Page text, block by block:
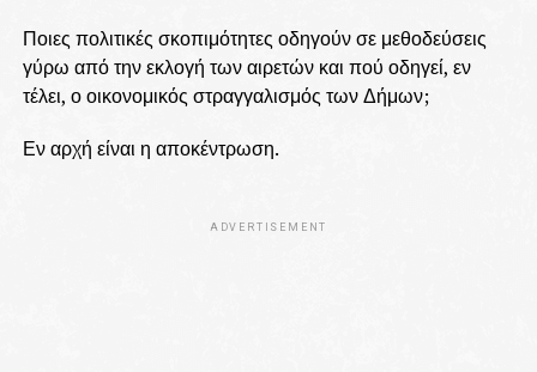
Ποιες πολιτικές σκοπιμότητες οδηγούν σε μεθοδεύσεις
γύρω από την εκλογή των αιρετών και πού οδηγεί, εν
τέλει, ο οικονομικός στραγγαλισμός των Δήμων;
Εν αρχή είναι η αποκέντρωση.
ADVERTISEMENT